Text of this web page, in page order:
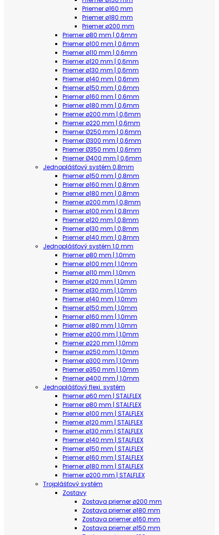
Priemer ø160 mm
Priemer ø180 mm
Priemer ø200 mm
Priemer ø80 mm | 0,6mm
Priemer ø100 mm | 0,6mm
Priemer ø110 mm | 0,6mm
Priemer ø120 mm | 0,6mm
Priemer ø130 mm | 0,6mm
Priemer ø140 mm | 0,6mm
Priemer ø150 mm | 0,6mm
Priemer ø160 mm | 0,6mm
Priemer ø180 mm | 0,6mm
Priemer ø200 mm | 0,6mm
Priemer ø220 mm | 0,6mm
Priemer Ø250 mm | 0,6mm
Priemer Ø300 mm | 0,6mm
Priemer Ø350 mm | 0,6mm
Priemer Ø400 mm | 0,6mm
Jednoplášťový systém 0,8mm
Priemer ø150 mm | 0,8mm
Priemer ø160 mm | 0,8mm
Priemer ø180 mm | 0,8mm
Priemer ø200 mm | 0,8mm
Priemer ø100 mm | 0,8mm
Priemer ø120 mm | 0,8mm
Priemer ø130 mm | 0,8mm
Priemer ø140 mm | 0,8mm
Jednoplášťový systém 1,0 mm
Priemer ø80 mm | 1,0mm
Priemer ø100 mm | 1,0mm
Priemer ø110 mm | 1,0mm
Priemer ø120 mm | 1,0mm
Priemer ø130 mm | 1,0mm
Priemer ø140 mm | 1,0mm
Priemer ø150 mm | 1,0mm
Priemer ø160 mm | 1,0mm
Priemer ø180 mm | 1,0mm
Priemer ø200 mm | 1,0mm
Priemer ø220 mm | 1,0mm
Priemer ø250 mm | 1,0mm
Priemer ø300 mm | 1,0mm
Priemer ø350 mm | 1,0mm
Priemer ø400 mm | 1,0mm
Jednoplášťový flexi. systém
Priemer ø60 mm | STALFLEX
Priemer ø80 mm | STALFLEX
Priemer ø100 mm | STALFLEX
Priemer ø120 mm | STALFLEX
Priemer ø130 mm | STALFLEX
Priemer ø140 mm | STALFLEX
Priemer ø150 mm | STALFLEX
Priemer ø160 mm | STALFLEX
Priemer ø180 mm | STALFLEX
Priemer ø200 mm | STALFLEX
Trojplášťový systém
Zostavy
Zostava priemer ø200 mm
Zostava priemer ø180 mm
Zostava priemer ø160 mm
Zostava priemer ø150 mm